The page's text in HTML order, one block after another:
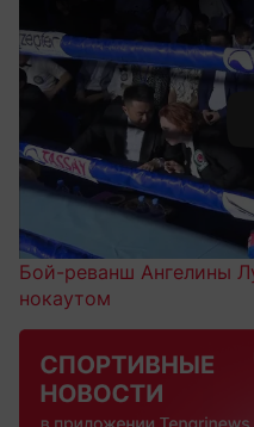
Бой-реванш Ангелины
нокаутом